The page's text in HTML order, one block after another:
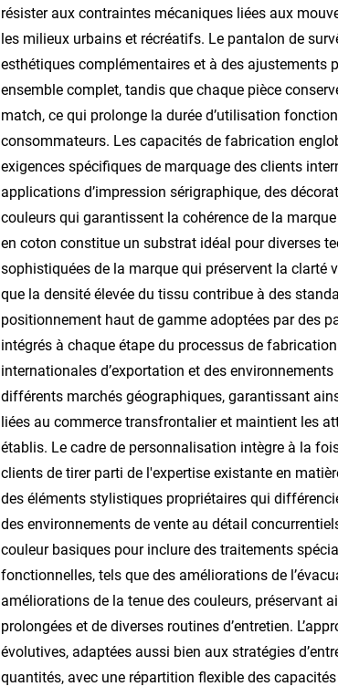
résister aux contraintes mécaniques liées aux
les milieux urbains et récréatifs. Le pantalon de
esthétiques complémentaires et à des ajustements
ensemble complet, tandis que chaque pièce
match, ce qui prolonge la durée d’utilisation
consommateurs. Les capacités de fabrication
exigences spécifiques de marquage des clients
applications d’impression sérigraphique, des
couleurs qui garantissent la cohérence de la
en coton constitue un substrat idéal pour diverses
sophistiquées de la marque qui préservent la clarté
que la densité élevée du tissu contribue à des
positionnement haut de gamme adoptées par des
intégrés à chaque étape du processus de
internationales d’exportation et des
différents marchés géographiques, garantissant
liées au commerce transfrontalier et maintient les
établis. Le cadre de personnalisation intègre à la
clients de tirer parti de l'expertise existante en
des éléments stylistiques propriétaires qui
des environnements de vente au détail
couleur basiques pour inclure des traitements
fonctionnelles, tels que des améliorations de
améliorations de la tenue des couleurs, préservant
prolongées et de diverses routines d’entretien.
évolutives, adaptées aussi bien aux stratégies
quantités, avec une répartition flexible des